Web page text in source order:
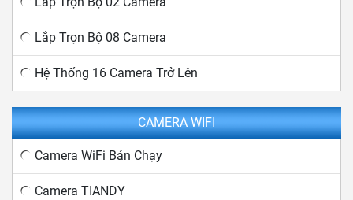
Lắp Trọn Bộ 08 Camera
Hệ Thống 16 Camera Trở Lên
CAMERA WIFI
Camera WiFi Bán Chạy
Camera TIANDY